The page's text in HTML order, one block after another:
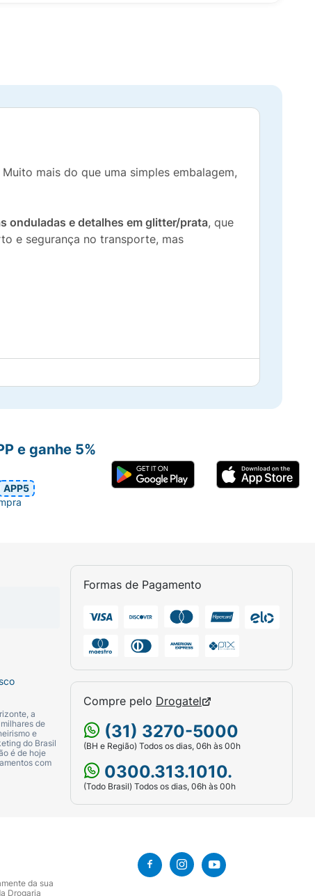
Muito mais do que uma simples embalagem,
onduladas e detalhes em glitter/prata, que
e segurança no transporte, mas
a
de
e
do Brasil
é de hoje
com
Formas de Pagamento
Compre pelo Drogatel
(31) 3270-5000
(BH e Região) Todos os dias, 06h às 00h
0300.313.1010.
(Todo Brasil) Todos os dias, 06h às 00h
e ganhe 5%
APP5
da sua
Drogaria